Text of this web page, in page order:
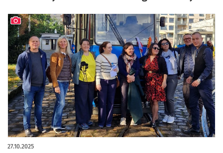
27.10.2025
artykuł z galerią zdjęć